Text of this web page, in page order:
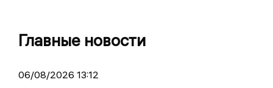
Главные новости
06/08/2026 13:12